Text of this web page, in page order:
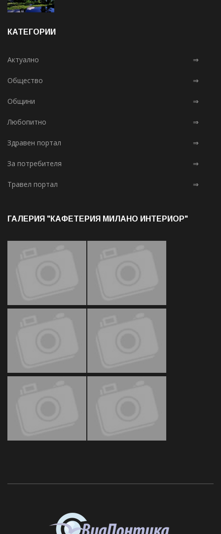
КАТЕГОРИИ
Актуално ⇒
Общество ⇒
Общини ⇒
Любопитно ⇒
Здравен портал ⇒
За потребителя ⇒
Травел портал ⇒
ГАЛЕРИЯ "КАФЕТЕРИЯ МИЛАНО ИНТЕРИОР"